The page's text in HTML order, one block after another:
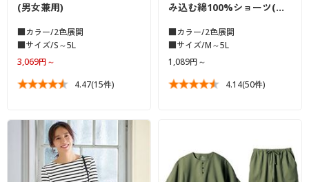
(男女兼用)
■カラー/2色展開
■サイズ/S～5L
3,069円～
4.47(15件)
み込む綿100%ショーツ(…
■カラー/2色展開
■サイズ/M～5L
1,089円～
4.14(50件)